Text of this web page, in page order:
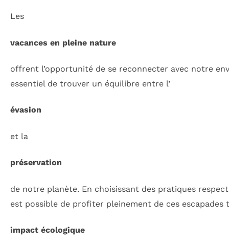
Les
vacances en pleine nature
offrent l’opportunité de se reconnecter avec notre
essentiel de trouver un équilibre entre l’
évasion
et la
préservation
de notre planète. En choisissant des pratiques
est possible de profiter pleinement de ces
impact écologique